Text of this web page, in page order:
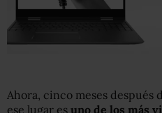
Ahora, cinco meses después
ese lugar es uno de los más